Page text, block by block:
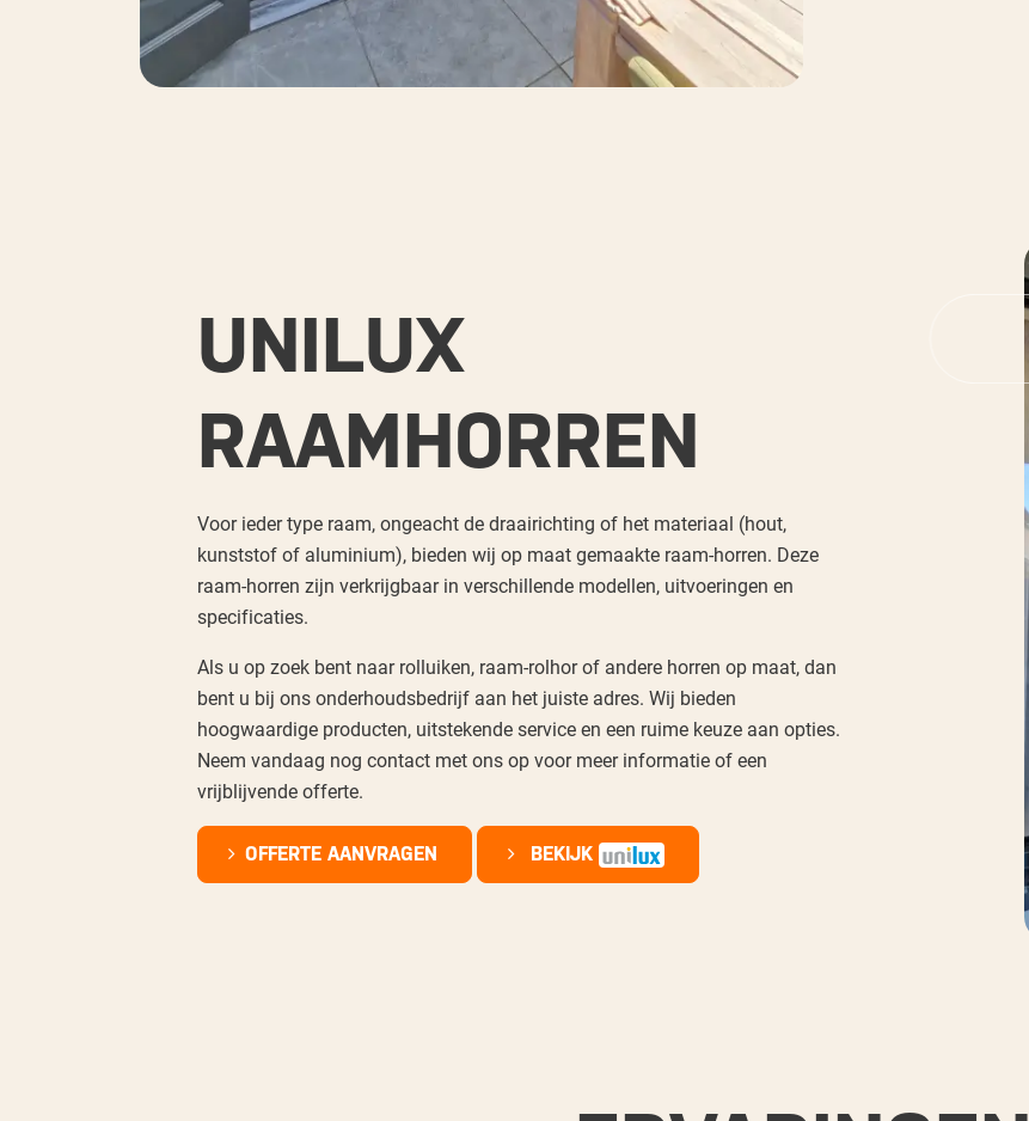
UNILUX
RAAMHORREN
Voor ieder type raam, ongeacht de draairichting of het materiaal (hout,
kunststof of aluminium), bieden wij op maat gemaakte raam-horren. Deze
raam-horren zijn verkrijgbaar in verschillende modellen, uitvoeringen en
specificaties.
Als u op zoek bent naar rolluiken, raam-rolhor of andere horren op maat, dan
bent u bij ons onderhoudsbedrijf aan het juiste adres. Wij bieden
hoogwaardige producten, uitstekende service en een ruime keuze aan opties.
Neem vandaag nog contact met ons op voor meer informatie of een
vrijblijvende offerte.
OFFERTE AANVRAGEN BEKIJK